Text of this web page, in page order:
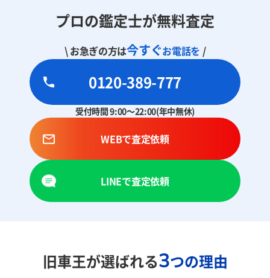
プロの鑑定士が無料査定
\ お急ぎの方は今すぐお電話を /
0120-389-777
受付時間 9:00～22:00(年中無休)
WEBで査定依頼
LINEで査定依頼
旧車王が選ばれる3つの理由